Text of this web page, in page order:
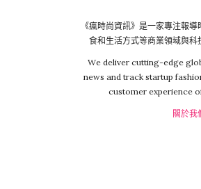
《瘋時尚資訊》是一家專注報
食和生活方式等商業領域與科
We deliver cutting-edge
news and track startup
customer experience
關於我